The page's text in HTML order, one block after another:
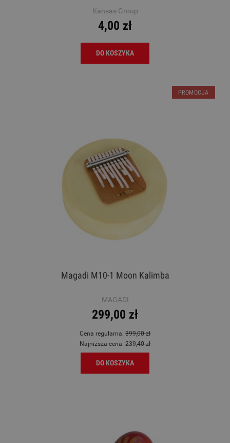
Kansas Group
4,00 zł
DO KOSZYKA
Magadi M10-1 Moon Kalimba
MAGADI
299,00 zł
Cena regularna: 399,00 zł
Najniższa cena: 239,40 zł
DO KOSZYKA
PROMOCJA